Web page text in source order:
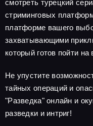
смотреть турецкий
стриминговых
платформе вашего
захватывающими
который готов пойти
Не упустите
тайных операций и
"Разведка" онлайн и
разведки и интриг!